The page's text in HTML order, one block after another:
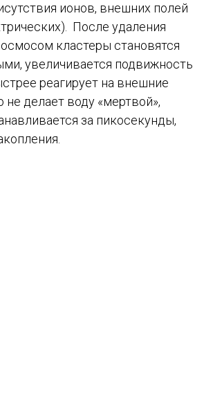
ионов, внешних полей
После удаления
кластеры становятся
увеличивается подвижность
реагирует на внешние
не делает воду «мертвой»,
за пикосекунды,